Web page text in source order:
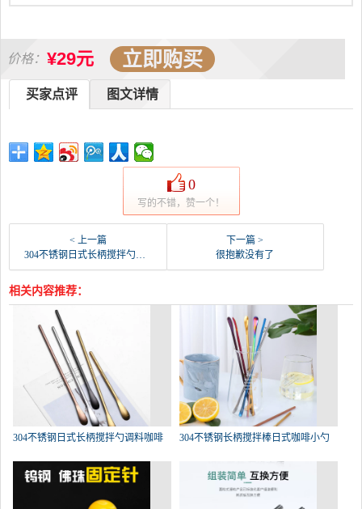
价格： ¥29元 立即购买
图文详情
买家点评
0
写的不错，赞一个！
< 上一篇
304不锈钢日式长柄搅拌勺调料咖啡勺子创意加长圆柄-圆棒钢(东霆旗舰店仅售9.83元)
下一篇 >
很抱歉没有了
相关内容推荐：
304不锈钢日式长柄搅拌勺调料咖啡 304不锈钢长柄搅拌棒日式咖啡小勺